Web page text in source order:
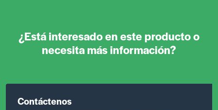
¿Está interesado en este producto o
necesita más información?
Contáctenos